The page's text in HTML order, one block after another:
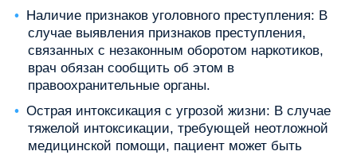
Наличие признаков уголовного преступления: В
случае выявления признаков преступления,
связанных с незаконным оборотом наркотиков,
врач обязан сообщить об этом в
правоохранительные органы.
Острая интоксикация с угрозой жизни: В случае
тяжелой интоксикации, требующей неотложной
медицинской помощи, пациент может быть